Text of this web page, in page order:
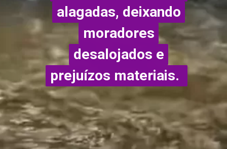
alagadas, deixando
moradores
desalojados e
prejuízos materiais.
alagadas, deixando
moradores
desalojados e
prejuízos materiais.